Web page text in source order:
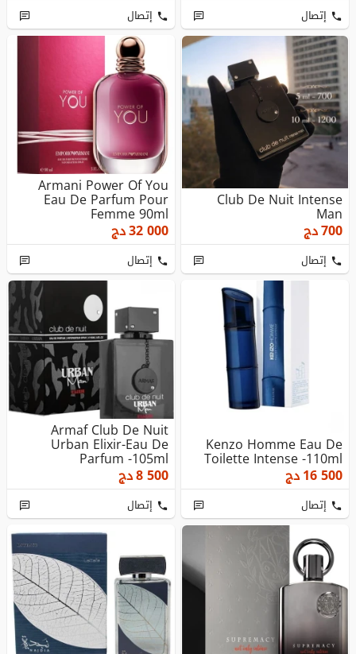
إتصال إتصال
Club De Nuit Intense
Man
700دج
إتصال
Armani Power Of You
Eau De Parfum Pour
Femme 90ml
32 000دج
إتصال
Kenzo Homme Eau De
Toilette Intense -110ml
16 500دج
إتصال
Armaf Club De Nuit
Urban Elixir-Eau De
Parfum -105ml
8 500دج
إتصال